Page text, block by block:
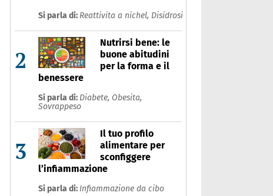
Si parla di: Reattivita a nichel, Disidrosi
2
Nutrirsi bene: le
buone abitudini
per la forma e il
benessere
Si parla di: Diabete, Obesita,
Sovrappeso
3
Il tuo profilo
alimentare per
sconfiggere
l’infiammazione
Si parla di: Infiammazione da cibo